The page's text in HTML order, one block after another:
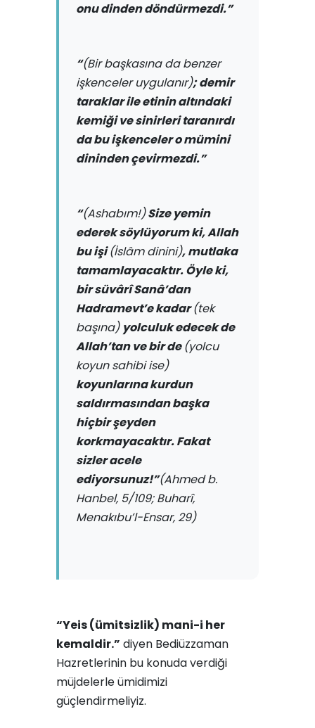
onu dinden döndürmezdi.”
“(Bir başkasına da benzer
işkenceler uygulanır); demir
taraklar ile etinin altındaki
kemiği ve sinirleri taranırdı
da bu işkenceler o mümini
dininden çevirmezdi.”
“(Ashabım!)Size yemin
ederek söylüyorum ki, Allah
bu işi(İslâm dinini), mutlaka
tamamlayacaktır. Öyle ki,
bir süvârî Sanâ’dan
Hadramevt’e kadar(tek
başına) yolculuk edecek de
Allah’tan ve bir de(yolcu
koyun sahibi ise)
koyunlarına kurdun
saldırmasından başka
hiçbir şeyden
korkmayacaktır. Fakat
sizler acele
ediyorsunuz!”(Ahmed b.
Hanbel, 5/109; Buharî,
Menakıbu’l-Ensar, 29)
“Yeis (ümitsizlik) mani-i her
kemaldir.” diyen Bediüzzaman
Hazretlerinin bu konuda verdiği
müjdelerle ümidimizi
güçlendirmeliyiz.